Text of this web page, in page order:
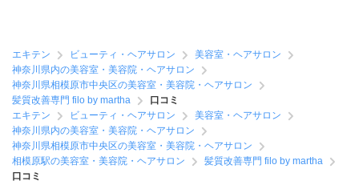
エキテン ビューティ・ヘアサロン
美容室・ヘアサロン
神奈川県内の美容室・美容院・ヘアサロン
神奈川県相模原市中央区の美容室・美容院・ヘアサロン
髪質改善専門 filo by martha
口コミ
エキテン
ビューティ・ヘアサロン
美容室・ヘアサロン
神奈川県内の美容室・美容院・ヘアサロン
神奈川県相模原市中央区の美容室・美容院・ヘアサロン
相模原駅の美容室・美容院・ヘアサロン
髪質改善専門 filo by martha
口コミ